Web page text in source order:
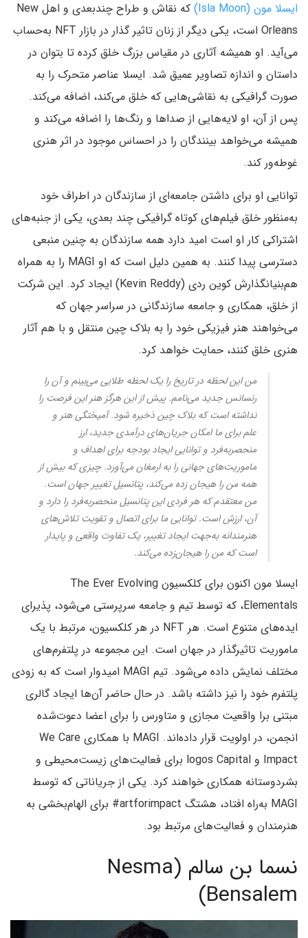
ایسلا مون (Isla Moon)
که نقاش و طراح چندبعدی و اهل New
Orleans است، یکی دیگر از زنان تاثیر گذار در بازار NFT به‌حساب
می‌آید. او همیشه آثاری در مقیاس بزرگ خلق کرده تا بتوان در
داستان و اندازه تصاویر عمیق شد. ایسلا عناصر متحرک را به
صورت گرافیکی به نقاشی‌هایی که خلق می‌کند، اضافه می‌کند.
پس از آن، او لایه‌هایی از صداها و رنگ‌ها را اضافه می‌کند و
همیشه می‌خواهد بینندگان را در احساس موجود در اثر هنری
غوطه‌ور کند.
توانایی او برای داشتن جامعه‌ای از سازندگان در اطراف خود
به‌منظور خلق فیلم‌های کوتاه گرافیکی چند بعدی، یکی از جنبه‌های
اشتراکی کار او است امید دارد همه سازندگان به چنین منبعی
دسترسی پیدا کنند. به همین دلیل است که او MAGI را به همراه
هم‌بنیانگذارش کوین ردی (Kevin Reddy) ایجاد کرد. این شرکت
از خلق، همکاری و جامعه سازندگانی در سراسر جهان که
می‌خواهند هنر فیزیکی خود را به بلاک چین منتقل و با هم آثار
هنری خلق کنند، حمایت خواهد کرد.
من این لحظه در تاریخ را یک لحظه طلایی می‌بینم و آن را
رنسانس جدید می‌نامم. پیش از این هرگز هنر این فرصت را
نداشته است که بلاک چین ذخیره شود. آمیختگی هنر و
علم برای ما امکان جریان‌های درآمدی جدید، ارز
منحصر‌به‌فرد و توانایی ایجاد بودجه برای اهداف و
ماموریت‌های جهانی را به ارمغان می‌آورد. چیزی که بیش از
همه من را هیجان زده می‌کند، پتانسیل تغییر جهان است.
من معتقدم که هر فردی این پتانسیل منحصربه‌فرد را دارد و
آن، ارزش است. توانایی ما برای اتصال و تقویت تلاش‌های
هنرمندانه به‌جهت ایجاد تغییر، یک تفاوت واقعی و پایدار
است که من را هیجان‌زده می‌کند.
ایسلا مون اکنون برای کلکسیون The Ever Evolving
Elementals، که توسط تیم و جامعه سرپرستی می‌شود، پذیرای
ایده‌های متنوع است. هر NFT در هر کلکسیون، مرتبط با یک
ماموریت تاثیرگذار در جهان است. این مجموعه در پلتفرم‌های
مختلف نمایش داده می‌شود. تیم MAGI امیدوار است که به زودی
پلتفرم خود را نیز داشته باشد. در حال حاضر آن‌ها ایجاد گالری
مبتنی برا واقعیت مجازی و متاورس را برای اعضا دعوت‌شده
انجمن، در اولویت قرار داده‌اند. MAGI با همکاری We Care
Impact و logos Capital برای فعالیت‌های زیست‌محیطی و
بشردوستانه همکاری خواهند کرد. یکی از جریاناتی که توسط
MAGI به‌راه افتاد، هشتگ artforimpact# برای الهام‌بخشی به
هنرمندان و فعالیت‌های مرتبط بود.
نسما بن سالم (Nesma
Bensalem)